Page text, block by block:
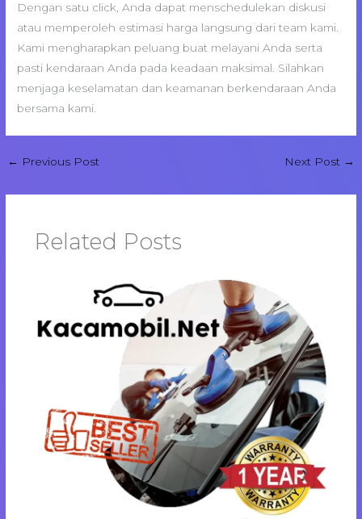
Dengan satu click, Anda dapat menschedulekan diskusi
atau memperoleh estimasi harga langsung dari team kami.
Kami mengharapkan peluang buat melayani Anda serta
pasti kendaraan Anda pada keadaan maksimal. Silahkan
menjaga keselamatan dan keamanan berkendaraan Anda
bersama kami.
← Previous Post Next Post →
Related Posts